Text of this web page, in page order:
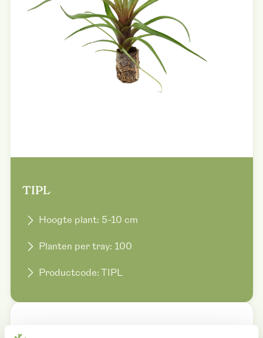
TIPL
Hoogte plant: 5-10 cm
Planten per tray: 100
Productcode: TIPL